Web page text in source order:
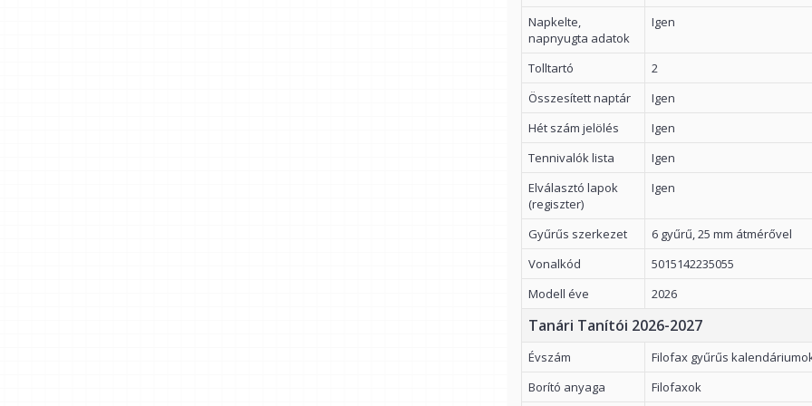
Napkelte,
napnyugta adatok
Igen
Tolltartó
2
Összesített naptár
Igen
Hét szám jelölés
Igen
Tennivalók lista
Igen
Elválasztó lapok
(regiszter)
Igen
Gyűrűs szerkezet
6 gyűrű, 25 mm átmérővel
Vonalkód
5015142235055
Modell éve
2026
Tanári Tanítói 2026-2027
Évszám
Filofax gyűrűs
Borító anyaga
Filofaxok